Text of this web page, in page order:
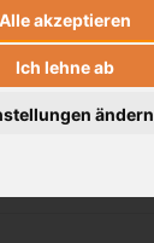
Alle akzeptieren
Ich lehne ab
ändern